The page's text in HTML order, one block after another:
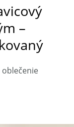
–
oblečenie